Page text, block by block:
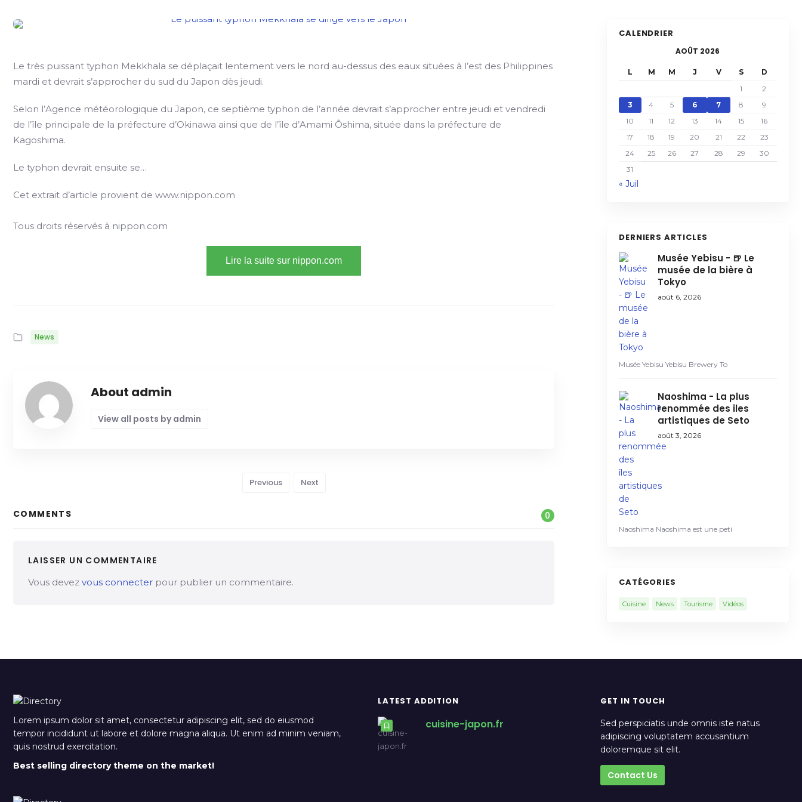
Le très puissant typhon Mekkhala se déplaçait lentement vers le nord au-dessus des eaux situées à l’est des Philippines
mardi et devrait s’approcher du sud du Japon dès jeudi.
Selon l’Agence météorologique du Japon, ce septième typhon de l’année devrait s’approcher entre jeudi et vendredi
de l’île principale de la préfecture d’Okinawa ainsi que de l’île d’Amami Ôshima, située dans la préfecture de
Kagoshima.
Le typhon devrait ensuite se…
Cet extrait d’article provient de www.nippon.com
Tous droits réservés à nippon.com
Lire la suite sur nippon.com
News
About admin
View all posts by admin
Previous Next
COMMENTS 0
LAISSER UN COMMENTAIRE
Vous devez vous connecter pour publier un commentaire.
CALENDRIER
AOÛT 2026
L M M J V S
D
1
2
3
4 5 6 7 8
9
10
11 12 13 14 15
16
17
18 19 20 21 22
23
24
25 26 27 28 29
30
31
« Juil
DERNIERS ARTICLES
Musée Yebisu - 🍺 Le
musée de la bière à
Tokyo
août 6, 2026
Musée Yebisu Yebisu Brewery To
Naoshima - La plus
renommée des îles
artistiques de Seto
août 3, 2026
Naoshima Naoshima est une peti
CATÉGORIES
Cuisine News Tourisme Vidéos
Lorem ipsum dolor sit amet, consectetur adipiscing elit, sed do eiusmod
tempor incididunt ut labore et dolore magna aliqua. Ut enim ad minim veniam,
quis nostrud exercitation.
Best selling directory theme on the market!
LATEST ADDITION
cuisine-japon.fr
GET IN TOUCH
Sed perspiciatis unde omnis iste natus
adipiscing voluptatem accusantium
doloremque sit elit.
Contact Us